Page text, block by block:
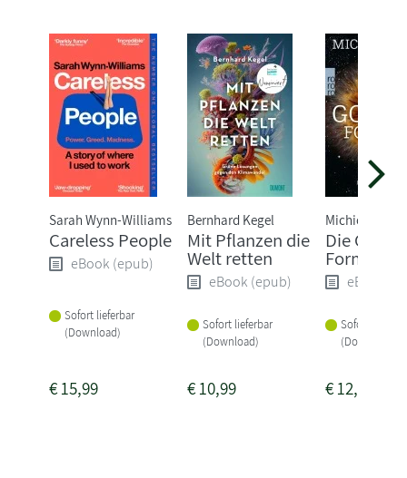
Sarah Wynn-Williams
Careless People
eBook (epub)
Sofort lieferbar
(Download)
€15,99
Bernhard Kegel
Mit Pflanzen die
Welt retten
eBook (epub)
Sofort lieferbar
(Download)
€10,99
Michio Kaku
Die
Formel
eBook
Sofort
(Download)
€12,99